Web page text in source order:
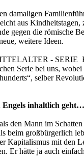
damaligen
aus
gegen die römische
weitere Ideen.
- SERIE
Serie bei uns,
selber
Engels inhaltlich geht…
den Mann im
beim großbürgerlich
Kapitalismus mit den
Er hätte ja auch